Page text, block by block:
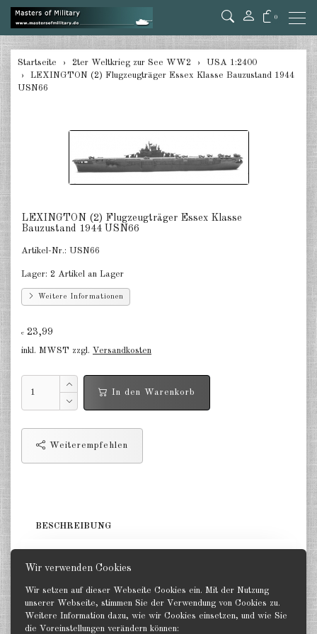
Wir verwenden Cookies
Wir setzen auf dieser Webseite Cookies ein. Mit der Nutzung
unserer Webseite, stimmen Sie der Verwendung von Cookies zu.
Weitere Information dazu, wie wir Cookies einsetzen, und wie Sie
die Voreinstellungen verändern können:
0
zurück
Deutschland 1:285/300
Alliierte 1:285/300
USA 1:2400
Niederlande 1:2400
Startseite 2ter Weltkrieg zur See WW2
USA 1:2400
LEXINGTON (2) Flugzeugträger Essex Klasse Bauzustand 1944
USN66
LEXINGTON (2) Flugzeugträger Essex Klasse
Bauzustand 1944 USN66
Artikel-Nr.: USN66
Lager: 2 Artikel an Lager
Weitere Informationen
€ 23,99
inkl. MWST zzgl. Versandkosten
In den Warenkorb
Weiterempfehlen
BESCHREIBUNG
Zurück